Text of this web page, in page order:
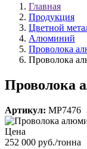
Главная
Продукция
Цветной
Алюминий
Проволока
Проволока
Проволока
Артикул: MP7476
Цена
252 000 руб./тонна